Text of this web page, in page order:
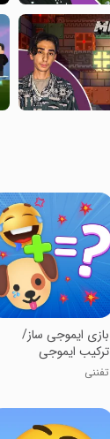
بازی ایموجی ساز/
ترکیب ایموجی
تفننی